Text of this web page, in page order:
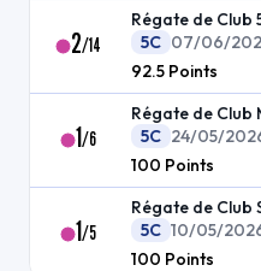
2/14
Régate de Club
5C 07/06/
92.5 Points
1/6
5C 24/05/
100 Points
1/5
Régate de Club
5C 10/05/
100 Points